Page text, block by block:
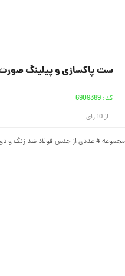
ست پاکسازی و پیلینگ صورت 4 عددی
کد:6909389
10 رای
فولاد ضد زنگ و دو طرفه